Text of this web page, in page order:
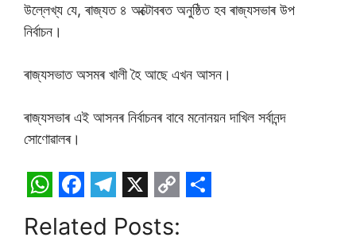
উল্লেখ্য যে, ৰাজ্যত ৪ অক্টোবৰত অনুষ্ঠিত হব ৰাজ্যসভাৰ উপ
নিৰ্বাচন।
ৰাজ্যসভাত অসমৰ খালী হৈ আছে এখন আসন।
ৰাজ্যসভাৰ এই আসনৰ নিৰ্বাচনৰ বাবে মনোনয়ন দাখিল সৰ্বানন্দ
সোণোৱালৰ।
W
T X
Related Posts: